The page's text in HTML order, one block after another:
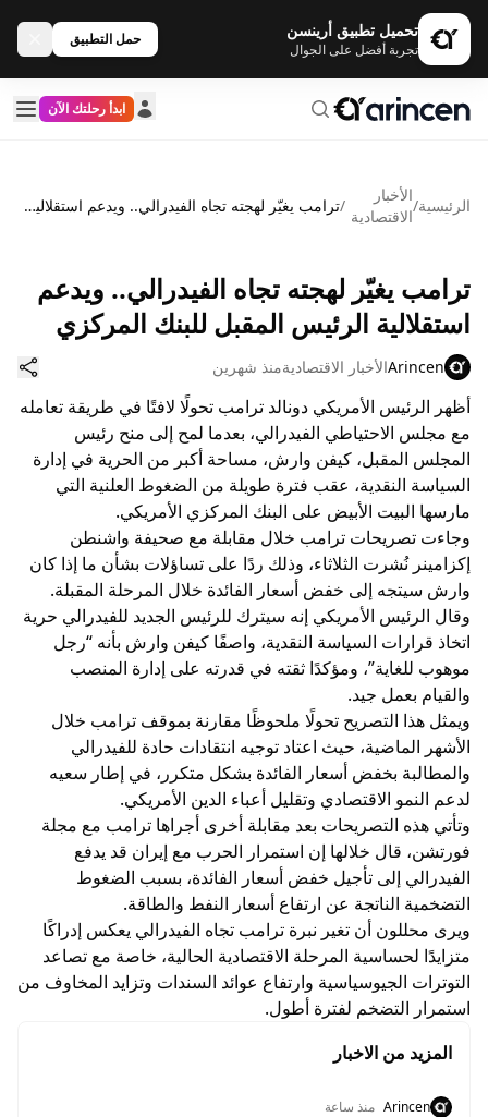
تحميل تطبيق أرينسن
تجربة أفضل على الجوال
حمل التطبيق
ابدأ رحلتك الآن
الرئيسية/
الأخبار
الاقتصادية
/ ترامب يغيّر لهجته تجاه الفيدرالي.. ويدعم استقلالية الرئيس المقبل للبنك المركزي
ترامب يغيّر لهجته تجاه الفيدرالي.. ويدعم
استقلالية الرئيس المقبل للبنك المركزي
Arincenالأخبار الاقتصاديةمنذ شهرين
أظهر الرئيس الأمريكي دونالد ترامب تحولًا لافتًا في طريقة تعامله
مع مجلس الاحتياطي الفيدرالي، بعدما لمح إلى منح رئيس
المجلس المقبل، كيفن وارش، مساحة أكبر من الحرية في إدارة
السياسة النقدية، عقب فترة طويلة من الضغوط العلنية التي
مارسها البيت الأبيض على البنك المركزي الأمريكي.
وجاءت تصريحات ترامب خلال مقابلة مع صحيفة واشنطن
إكزامينر نُشرت الثلاثاء، وذلك ردًا على تساؤلات بشأن ما إذا كان
وارش سيتجه إلى خفض أسعار الفائدة خلال المرحلة المقبلة.
وقال الرئيس الأمريكي إنه سيترك للرئيس الجديد للفيدرالي حرية
اتخاذ قرارات السياسة النقدية، واصفًا كيفن وارش بأنه “رجل
موهوب للغاية”، ومؤكدًا ثقته في قدرته على إدارة المنصب
والقيام بعمل جيد.
ويمثل هذا التصريح تحولًا ملحوظًا مقارنة بموقف ترامب خلال
الأشهر الماضية، حيث اعتاد توجيه انتقادات حادة للفيدرالي
والمطالبة بخفض أسعار الفائدة بشكل متكرر، في إطار سعيه
لدعم النمو الاقتصادي وتقليل أعباء الدين الأمريكي.
وتأتي هذه التصريحات بعد مقابلة أخرى أجراها ترامب مع مجلة
فورتشن، قال خلالها إن استمرار الحرب مع إيران قد يدفع
الفيدرالي إلى تأجيل خفض أسعار الفائدة، بسبب الضغوط
التضخمية الناتجة عن ارتفاع أسعار النفط والطاقة.
ويرى محللون أن تغير نبرة ترامب تجاه الفيدرالي يعكس إدراكًا
متزايدًا لحساسية المرحلة الاقتصادية الحالية، خاصة مع تصاعد
التوترات الجيوسياسية وارتفاع عوائد السندات وتزايد المخاوف من
استمرار التضخم لفترة أطول.
المزيد من الاخبار
Arincen منذ ساعة